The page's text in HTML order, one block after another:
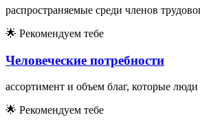
распространяемые среди членов
🌟 Рекомендуем тебе
Человеческие потребности
ассортимент и объем благ, которые
🌟 Рекомендуем тебе